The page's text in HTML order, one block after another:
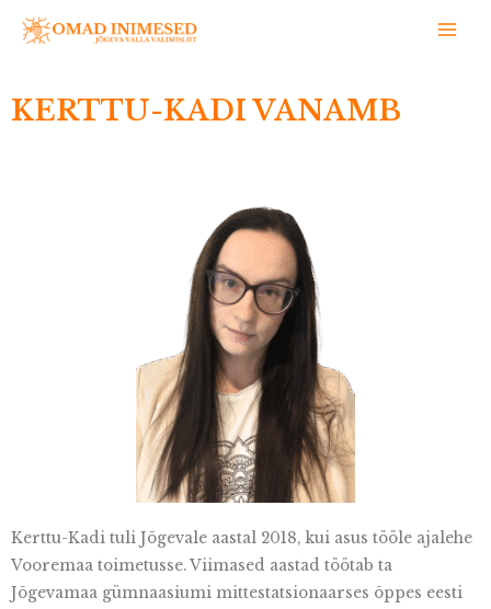
KERTTU-KADI VANAMB
Kerttu-Kadi tuli Jõgevale aastal 2018, kui asus tööle ajalehe
Vooremaa toimetusse. Viimased aastad töötab ta
Jõgevamaa gümnaasiumi mittestatsionaarses õppes eesti